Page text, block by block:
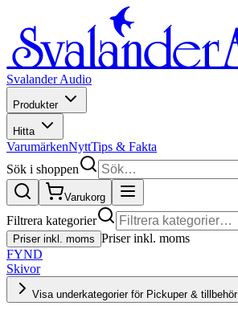
Svalander Audio
Produkter
Hitta
VarumärkenNyttTips & Fakta
Sök i shoppen
Varukorg
Filtrera kategorier
Priser inkl. moms Priser inkl. moms
FYND
Skivor
Visa underkategorier för Pickuper & tillbehör